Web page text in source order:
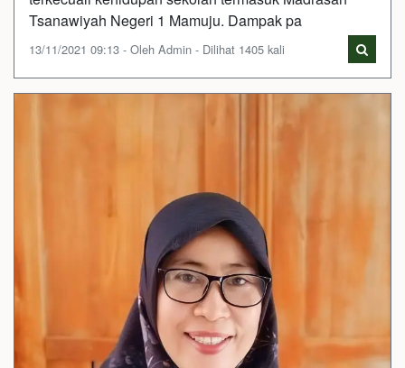
Tsanawiyah Negeri 1 Mamuju. Dampak pa
13/11/2021 09:13 - Oleh Admin - Dilihat 1405 kali